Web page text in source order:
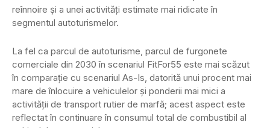
reînnoire și a unei activități estimate mai ridicate în
segmentul autoturismelor.
La fel ca parcul de autoturisme, parcul de furgonete
comerciale din 2030 în scenariul FitFor55 este mai scăzut
în comparație cu scenariul As-Is, datorită unui procent mai
mare de înlocuire a vehiculelor și ponderii mai mici a
activității de transport rutier de marfă; acest aspect este
reflectat în continuare în consumul total de combustibil al